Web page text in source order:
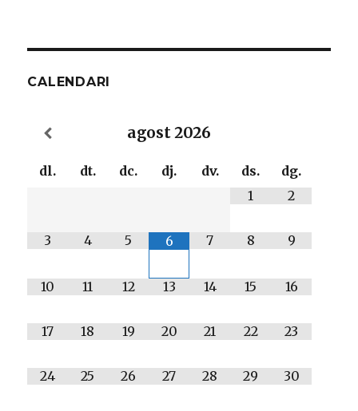
CALENDARI
agost2026
dl. dt. dc. dj. dv. ds.
dg.
1
2
3 4 5 6 7 8 9
10 11 12 13 14 15 16
17 18 19 20 21 22 23
24 25 26 27 28 29 30